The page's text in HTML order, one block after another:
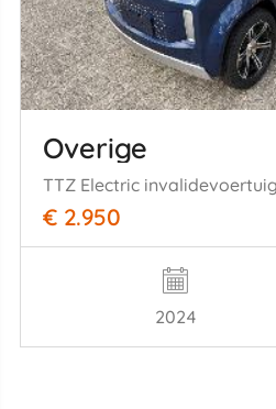
Overige
€ 2.950
2024